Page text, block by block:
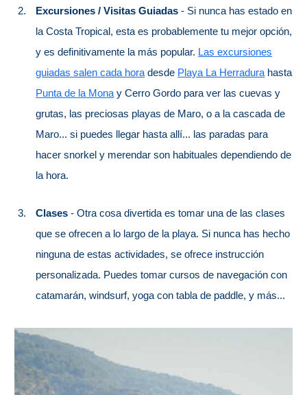
Villas
Campings
MEJORES
ALOJAMIENTOS
Hoteles Boutique
SU
VIAJE
Excursiones / Visitas Guiadas - Si nunca has estado en
la Costa Tropical, esta es probablemente tu mejor opción,
y es definitivamente la más popular. Las excursiones
guiadas salen cada hora desde Playa La Herradura hasta
Punta de la Mona y Cerro Gordo para ver las cuevas y
grutas, las preciosas playas de Maro, o a la cascada de
Maro... si puedes llegar hasta allí... las paradas para
hacer snorkel y merendar son habituales dependiendo de
la hora.
Clases - Otra cosa divertida es tomar una de las clases
que se ofrecen a lo largo de la playa. Si nunca has hecho
ninguna de estas actividades, se ofrece instrucción
personalizada. Puedes tomar cursos de navegación con
catamarán, windsurf, yoga con tabla de paddle, y más...